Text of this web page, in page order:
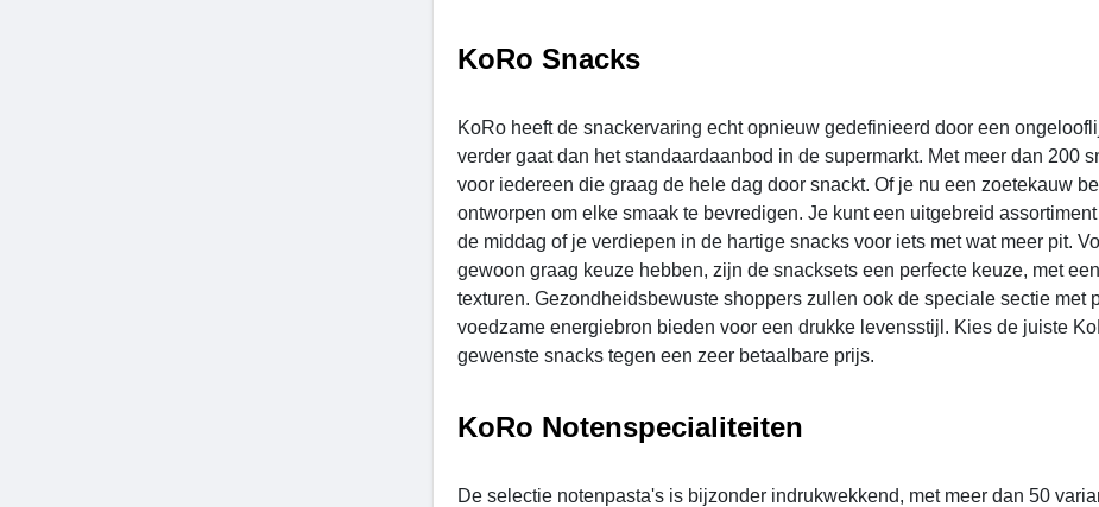
KoRo Snacks
KoRo heeft de snackervaring echt opnieuw gedefinieerd door een
verder gaat dan het standaardaanbod in de supermarkt. Met meer dan 200
voor iedereen die graag de hele dag door snackt. Of je nu een zoetekauw
ontworpen om elke smaak te bevredigen. Je kunt een uitgebreid
de middag of je verdiepen in de hartige snacks voor iets met wat meer pit.
gewoon graag keuze hebben, zijn de snacksets een perfecte keuze, met
texturen. Gezondheidsbewuste shoppers zullen ook de speciale sectie met
voedzame energiebron bieden voor een drukke levensstijl. Kies de juiste
gewenste snacks tegen een zeer betaalbare prijs.
KoRo Notenspecialiteiten
De selectie notenpasta's is bijzonder indrukwekkend, met meer dan 50